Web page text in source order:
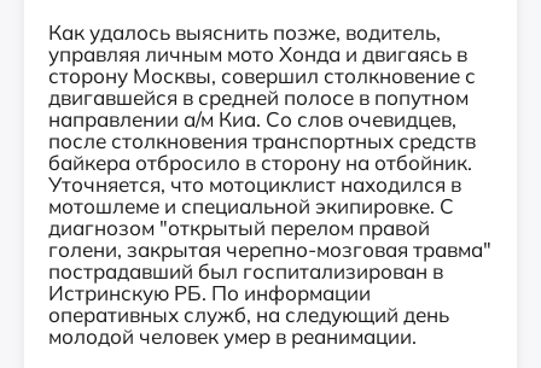
Как удалось выяснить позже, водитель,
управляя личным мото Хонда и двигаясь в
сторону Москвы, совершил столкновение с
двигавшейся в средней полосе в попутном
направлении а/м Киа. Со слов очевидцев,
после столкновения транспортных средств
байкера отбросило в сторону на отбойник.
Уточняется, что мотоциклист находился в
мотошлеме и специальной экипировке. С
диагнозом "открытый перелом правой
голени, закрытая черепно-мозговая травма"
пострадавший был госпитализирован в
Истринскую РБ. По информации
оперативных служб, на следующий день
молодой человек умер в реанимации.